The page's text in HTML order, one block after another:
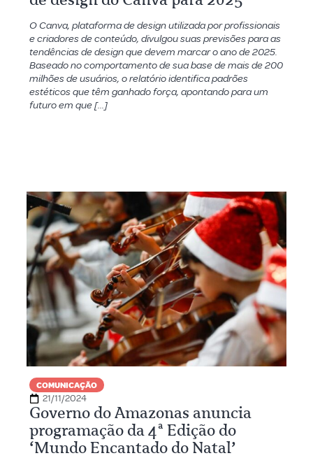
O Canva, plataforma de design utilizada por profissionais
e criadores de conteúdo, divulgou suas previsões para as
tendências de design que devem marcar o ano de 2025.
Baseado no comportamento de sua base de mais de 200
milhões de usuários, o relatório identifica padrões
estéticos que têm ganhado força, apontando para um
futuro em que […]
COMUNICAÇÃO
21/11/2024
Governo do Amazonas anuncia
programação da 4ª Edição do
‘Mundo Encantado do Natal’